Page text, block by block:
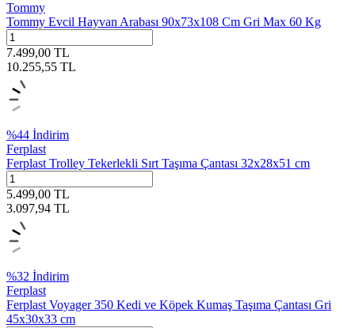
Tommy
Tommy Evcil Hayvan Arabası 90x73x108 Cm Gri Max 60 Kg
7.499,00 TL
10.255,55 TL
%44 İndirim
Ferplast
Ferplast Trolley Tekerlekli Sırt Taşıma Çantası 32x28x51 cm
5.499,00 TL
3.097,94 TL
%32 İndirim
Ferplast
Ferplast Voyager 350 Kedi ve Köpek Kumaş Taşıma Çantası Gri
45x30x33 cm